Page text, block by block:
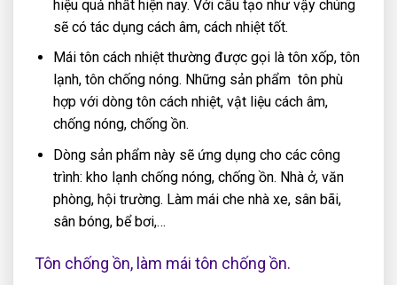
hiệu quả nhất hiện nay. Với cấu tạo như vậy chúng
sẽ có tác dụng cách âm, cách nhiệt tốt.
Mái tôn cách nhiệt thường được gọi là tôn xốp, tôn
lạnh, tôn chống nóng. Những sản phẩm tôn phù
hợp với dòng tôn cách nhiệt, vật liệu cách âm,
chống nóng, chống ồn.
Dòng sản phẩm này sẽ ứng dụng cho các công
trình: kho lạnh chống nóng, chống ồn. Nhà ở, văn
phòng, hội trường. Làm mái che nhà xe, sân bãi,
sân bóng, bể bơi,…
Tôn chống ồn, làm mái tôn chống ồn.